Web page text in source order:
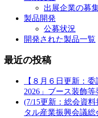
出展企業の募
製品開発
公募状況
開発された製品一覧
最近の投稿
【８月６日更新：
2026」ブース装飾
(7/15更新：総会資
タル産業振興会議